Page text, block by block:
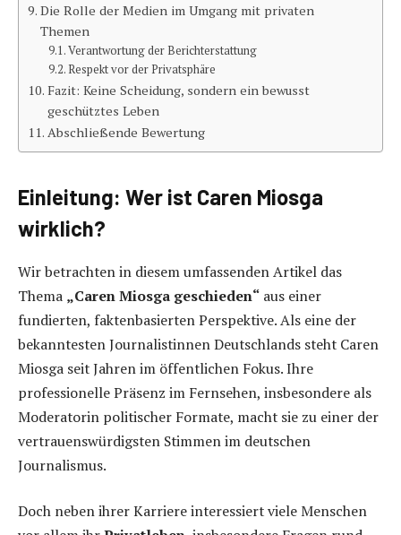
Die Rolle der Medien im Umgang mit privaten
Themen
Verantwortung der Berichterstattung
Respekt vor der Privatsphäre
Fazit: Keine Scheidung, sondern ein bewusst
geschütztes Leben
Abschließende Bewertung
Einleitung: Wer ist Caren Miosga
wirklich?
Wir betrachten in diesem umfassenden Artikel das
Thema „Caren Miosga geschieden“ aus einer
fundierten, faktenbasierten Perspektive. Als eine der
bekanntesten Journalistinnen Deutschlands steht Caren
Miosga seit Jahren im öffentlichen Fokus. Ihre
professionelle Präsenz im Fernsehen, insbesondere als
Moderatorin politischer Formate, macht sie zu einer der
vertrauenswürdigsten Stimmen im deutschen
Journalismus.
Doch neben ihrer Karriere interessiert viele Menschen